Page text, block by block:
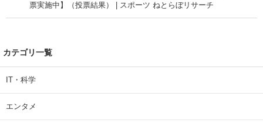
票実施中】（投票結果） | スポーツ ねとらぼリサーチ
カテゴリ一覧
IT・科学
エンタメ